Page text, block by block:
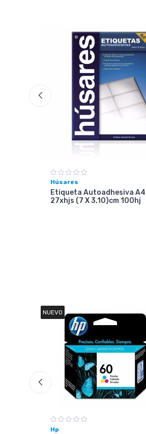
Húsares
Etiqueta Autoadhesiva A4
27xhjs (7 X 3,10)cm 100hj
NUEVO
Hp